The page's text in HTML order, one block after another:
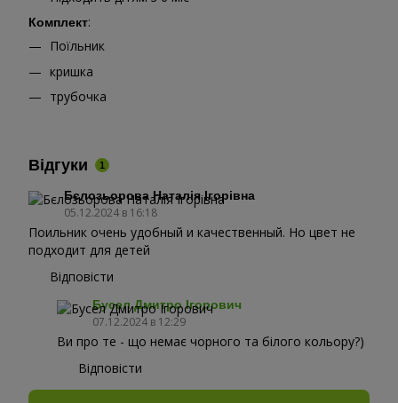
Комплект:
Поїльник
кришка
трубочка
Відгуки 1
Бєлозьорова Наталія Ігорівна
05.12.2024 в 16:18
Поильник очень удобный и качественный. Но цвет не
подходит для детей
Відповісти
Бусел Дмитро Ігорович
07.12.2024 в 12:29
Ви про те - що немає чорного та білого кольору?)
Відповісти